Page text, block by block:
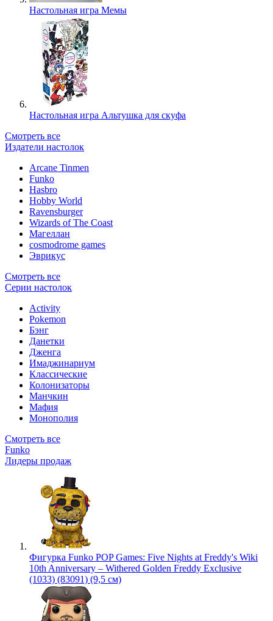
Настольная игра Мемы
Настольная игра Альтушка для скуфа
Смотреть все
Издатели настолок
Arcane Tinmen
Funko
Hasbro
Hobby World
Ravensburger
Wizards of The Coast
Магеллан
сosmodrome games
Эврикус
Смотреть все
Серии настолок
Activity
Pokemon
Бэнг
Данетки
Дженга
Имаджинариум
Классические
Колонизаторы
Манчкин
Мафия
Монополия
Смотреть все
Funko
Лидеры продаж
Фигурка Funko POP Games: Five Nights at Freddy's Wiki
10th Anniversary – Withered Golden Freddy Exclusive
(1033) (83091) (9,5 см)